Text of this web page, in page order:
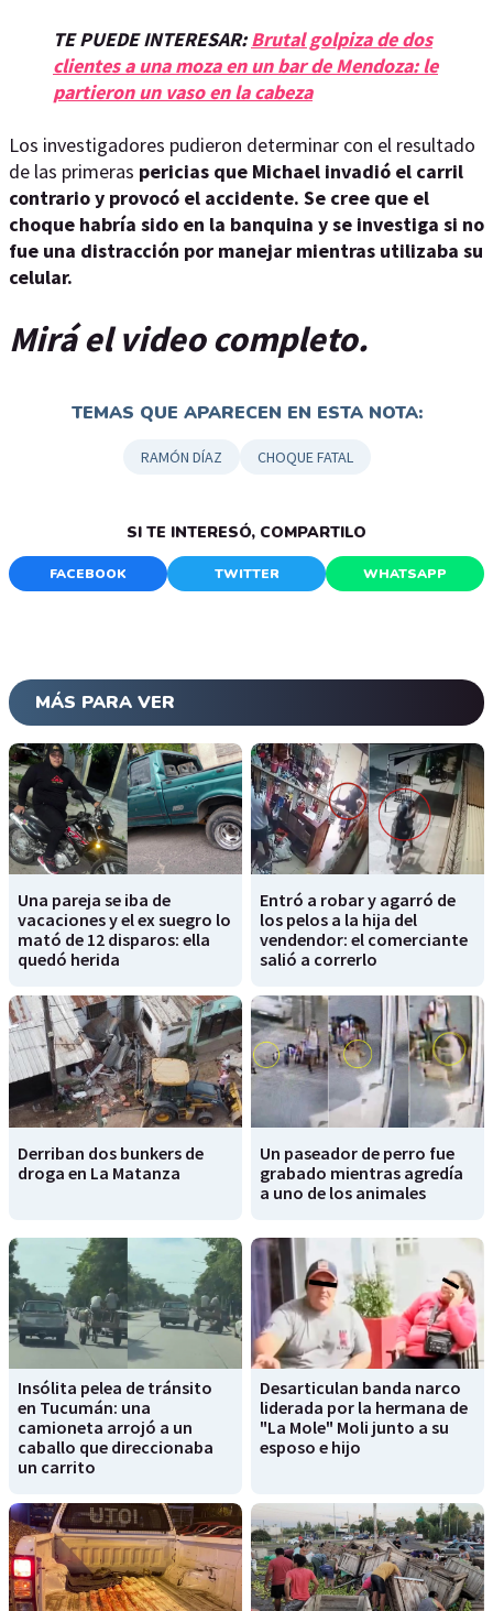
TE PUEDE INTERESAR:Brutal golpiza de dos
clientes a una moza en un bar de Mendoza: le
partieron un vaso en la cabeza
Los investigadores pudieron determinar con el resultado
de las primeras pericias que Michael invadió el carril
contrario y provocó el accidente. Se cree que el
choque habría sido en la banquina y se investiga si no
fue una distracción por manejar mientras utilizaba su
celular.
Mirá el video completo.
TEMAS QUE APARECEN EN ESTA NOTA:
RAMÓN DÍAZ CHOQUE FATAL
SI TE INTERESÓ, COMPARTILO
FACEBOOK TWITTER WHATSAPP
MÁS PARA VER
Una pareja se iba de
vacaciones y el ex suegro lo
mató de 12 disparos: ella
quedó herida
Entró a robar y agarró de
los pelos a la hija del
vendendor: el comerciante
salió a correrlo
Derriban dos bunkers de
droga en La Matanza
Un paseador de perro fue
grabado mientras agredía
a uno de los animales
Insólita pelea de tránsito
en Tucumán: una
camioneta arrojó a un
caballo que direccionaba
un carrito
Desarticulan banda narco
liderada por la hermana de
"La Mole" Moli junto a su
esposo e hijo